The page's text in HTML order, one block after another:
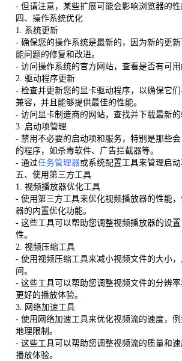
- 但请注意，某些扩展可能会影响浏览器的性
四、操作系统优化
1. 系统更新
- 确保您的操作系统是最新的，因为新的更
能问题的修复和改进。
- 访问操作系统的官方网站，查看是否有可用
2. 驱动程序更新
- 检查并更新您的显卡驱动程序，以确保它
兼容，并且能够提供最佳的性能。
- 访问显卡制造商的网站，查找并下载最新的
3. 启动项管理
- 禁用不必要的启动项和服务，特别是那些
的程序，如杀毒软件、广告拦截器等。
- 通过任务管理器或系统配置工具来管理启动
五、使用第三方工具
1. 视频播放器优化工具
- 使用第三方工具来优化视频播放器的性能
器的内置优化功能。
- 这些工具可以帮助您调整视频播放器的设
性。
2. 视频压缩工具
- 使用视频压缩工具来减小视频文件的大小
间。
- 这些工具可以帮助您调整视频文件的分辨
更好的播放体验。
3. 网络加速工具
- 使用网络加速工具来优化视频流的速度，
地理限制。
- 这些工具可以帮助您调整视频流的质量和
播放体验。